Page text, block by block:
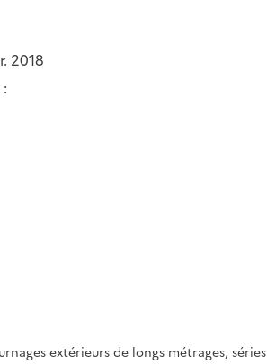
2018
extérieurs de longs métrages, séries